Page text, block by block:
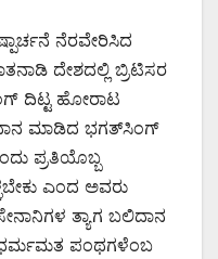
ನೆರವೇರಿಸಿದ
ದೇಶದಲ್ಲಿ ಬ್ರಿಟಿಸರ
ದಿಟ್ಟ ಹೋರಾಟ
ಮಾಡಿದ ಭಗತ್‌ಸಿಂಗ್
ಪ್ರತಿಯೊಬ್ಬ
ಎಂದ ಅವರು
ತ್ಯಾಗ ಬಲಿದಾನ
ಧರ್ಮಮತ ಪಂಥಗಳೆಂಬ